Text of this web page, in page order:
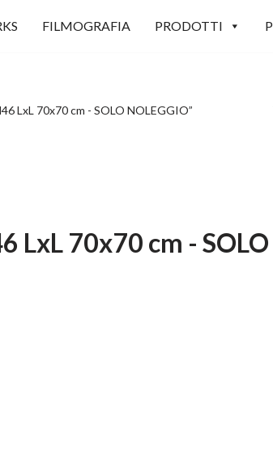
FILMOGRAFIA PRODOTTI
LxL 70x70 cm - SOLO NOLEGGIO”
LxL 70x70 cm -